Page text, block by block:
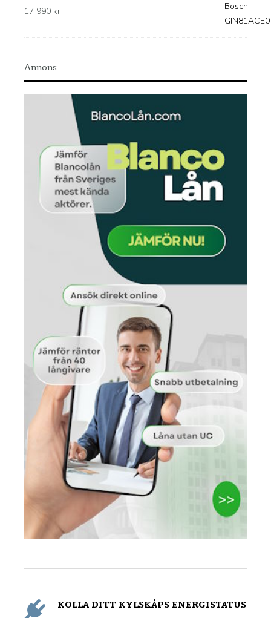
17 990 kr
Annons
KOLLA DITT KYLSKÅPS ENERGISTATUS